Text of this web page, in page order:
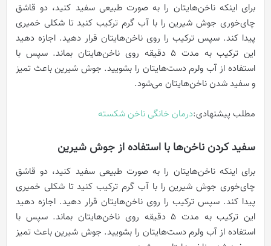
برای اینکه ناخن‌هایتان را به صورت طبیعی سفید کنید، دو قاشق
چای‌خوری جوش شیرین را با آب گرم ترکیب کنید تا شکلی خمیری
پیدا کند. سپس ترکیب را روی ناخن‌هایتان قرار دهید. اجازه دهید
این ترکیب به مدت 5 دقیقه روی ناخن‌هایتان بماند. سپس با
استفاده از آب ولرم دست‌هایتان را بشویید. جوش شیرین باعث تمیز
و سفید شدن ناخن‌هایتان می‌شود.
مطلب پیشنهادی:درمان خانگی ناخن شکسته
سفید کردن ناخن‌ها با استفاده از جوش شیرین
برای اینکه ناخن‌هایتان را به صورت طبیعی سفید کنید، دو قاشق
چای‌خوری جوش شیرین را با آب گرم ترکیب کنید تا شکلی خمیری
پیدا کند. سپس ترکیب را روی ناخن‌هایتان قرار دهید. اجازه دهید
این ترکیب به مدت 5 دقیقه روی ناخن‌هایتان بماند. سپس با
استفاده از آب ولرم دست‌هایتان را بشویید. جوش شیرین باعث تمیز